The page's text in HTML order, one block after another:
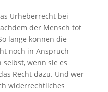
Urheberrecht bei
der Mensch tot
lange können die
noch in Anspruch
selbst, wenn sie es
Recht dazu. Und wer
widerrechtliches